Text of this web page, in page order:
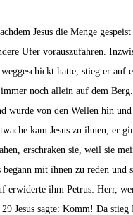
Jesus die Menge
Ufer vorauszufahren.
hatte, stieg er auf
noch allein auf dem
wurde von den Wellen hin
kam Jesus zu ihnen; er
erschraken sie, weil sie
mit ihnen zu reden und
erwiderte ihm Petrus: Herr,
Jesus sagte: Komm! Da stieg